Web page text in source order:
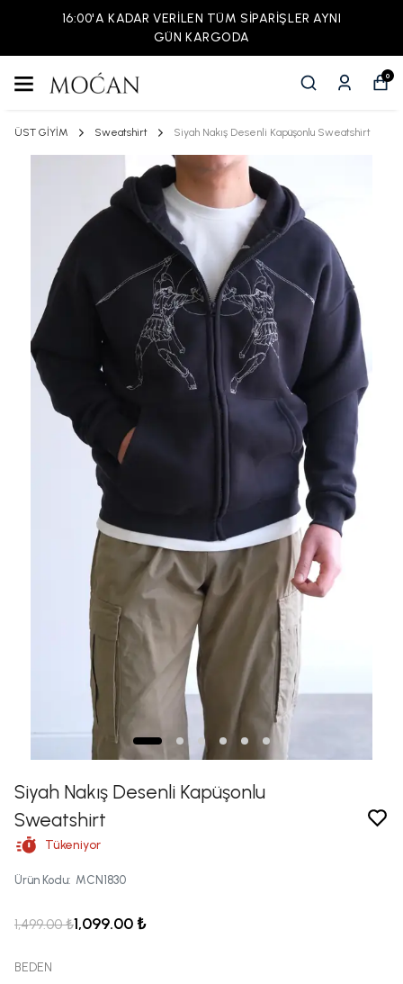
16:00'A KADAR VERİLEN TÜM SİPARİŞLER AYNI
GÜN KARGODA
0
ÜST GİYİM Sweatshirt Siyah Nakış Desenli Kapüşonlu Sweatshirt
Siyah Nakış Desenli Kapüşonlu
Sweatshirt
Tükeniyor
Ürün Kodu: MCN1830
1,499.00 ₺1,099.00 ₺
BEDEN